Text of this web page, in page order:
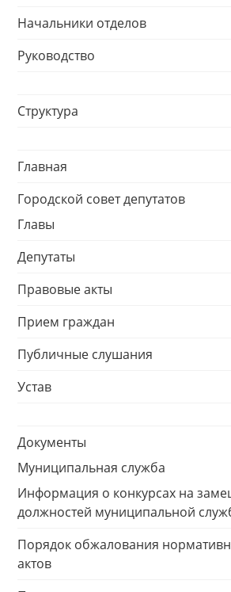
Начальники отделов
Руководство
Структура
Главная
Городской совет депутатов
Главы
Депутаты
Правовые акты
Прием граждан
Публичные слушания
Устав
Документы
Муниципальная служба
Информация о конкурсах на
должностей муниципальной
Порядок обжалования
актов